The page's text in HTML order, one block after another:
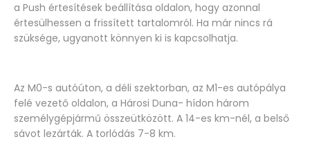
a Push értesítések beállítása oldalon, hogy azonnal
értesülhessen a frissített tartalomról. Ha már nincs rá
szüksége, ugyanott könnyen ki is kapcsolhatja.
Az M0-s autóúton, a déli szektorban, az M1-es autópálya
felé vezető oldalon, a Hárosi Duna- hídon három
személygépjármű összeütközött. A 14-es km-nél, a belső
sávot lezárták. A torlódás 7-8 km.